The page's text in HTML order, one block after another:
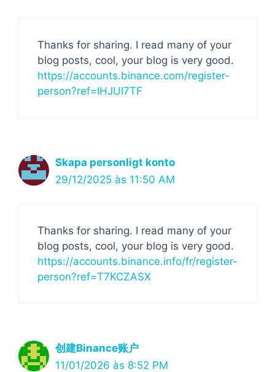
Thanks for sharing. I read many of your
blog posts, cool, your blog is very good.
https://accounts.binance.com/register-
person?ref=IHJUI7TF
Skapa personligt konto
29/12/2025 às 11:50 AM
Thanks for sharing. I read many of your
blog posts, cool, your blog is very good.
https://accounts.binance.info/fr/register-
person?ref=T7KCZASX
创建Binance账户
11/01/2026 às 8:52 PM